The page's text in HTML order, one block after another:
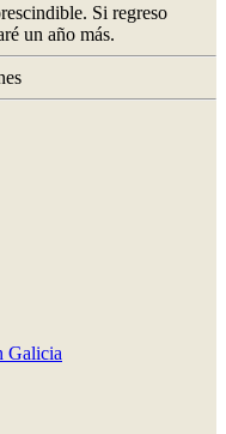
Si regreso
un año más.
Galicia